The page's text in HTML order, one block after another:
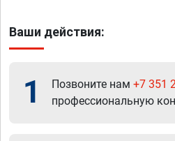
Ваши действия:
1 Позвоните нам +7 351
профессиональную